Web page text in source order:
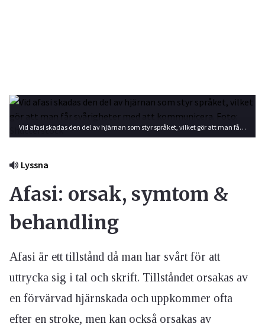
Vid afasi skadas den del av hjärnan som styr språket, vilket gör att man får svårigheter med att kommunicera. Foto: Shutterstock
Lyssna
Afasi: orsak, symtom &
behandling
Afasi är ett tillstånd då man har svårt för att
uttrycka sig i tal och skrift. Tillståndet orsakas av
en förvärvad hjärnskada och uppkommer ofta
efter en stroke, men kan också orsakas av